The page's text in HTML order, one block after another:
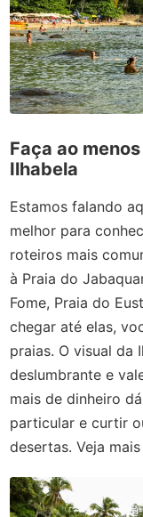
Faça ao
Ilhabela
Estamos falando
melhor para
roteiros mais
à Praia do
Fome, Praia do
chegar até elas,
praias. O visual da
deslumbrante e
mais de dinheiro
particular e curtir
desertas. Veja